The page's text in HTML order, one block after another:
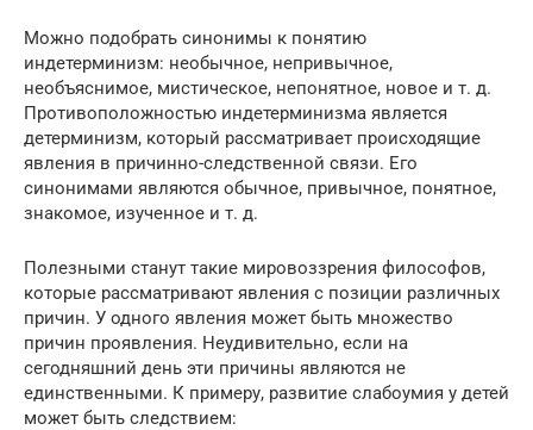
Можно подобрать синонимы к понятию
индетерминизм: необычное, непривычное,
необъяснимое, мистическое, непонятное, новое и т. д.
Противоположностью индетерминизма является
детерминизм, который рассматривает происходящие
явления в причинно-следственной связи. Его
синонимами являются обычное, привычное, понятное,
знакомое, изученное и т. д.
Полезными станут такие мировоззрения философов,
которые рассматривают явления с позиции различных
причин. У одного явления может быть множество
причин проявления. Неудивительно, если на
сегодняшний день эти причины являются не
единственными. К примеру, развитие слабоумия у детей
может быть следствием: